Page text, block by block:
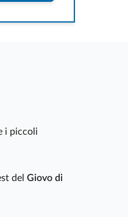
i piccoli
del Giovo di